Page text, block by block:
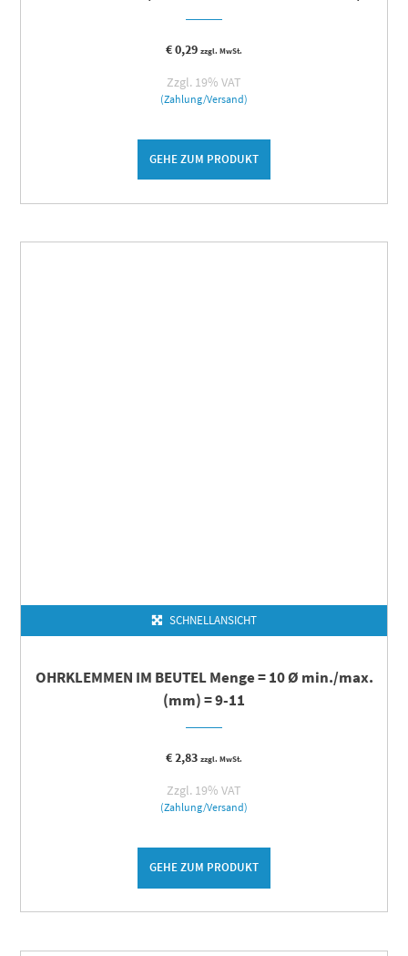
€0,29 zzgl. MwSt.
Zzgl. 19% VAT
(Zahlung/Versand)
GEHE ZUM PRODUKT
SCHNELLANSICHT
OHRKLEMMEN IM BEUTEL Menge = 10 Ø min./max.
(mm) = 9-11
€2,83 zzgl. MwSt.
Zzgl. 19% VAT
(Zahlung/Versand)
GEHE ZUM PRODUKT